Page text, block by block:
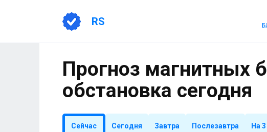
RS
Прогноз магнитных
обстановка сегодня
Сейчас Сегодня Завтра Послезавтра На